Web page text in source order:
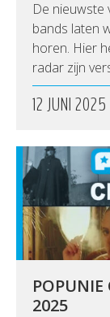
De nieuwste
bands laten
horen. Hier
radar zijn
12 JUNI 2025
POPUNIE
2025